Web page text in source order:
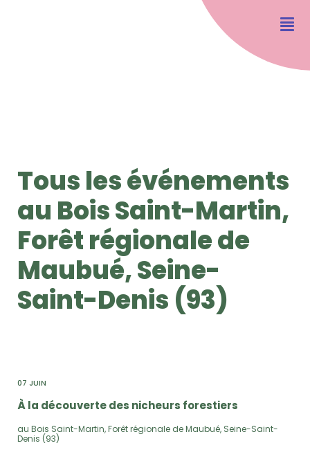
Tous les événements
au Bois Saint-Martin,
Forêt régionale de
Maubué, Seine-
Saint-Denis (93)
07 JUIN
À la découverte des nicheurs forestiers
au Bois Saint-Martin, Forêt régionale de Maubué, Seine-Saint-
Denis (93)